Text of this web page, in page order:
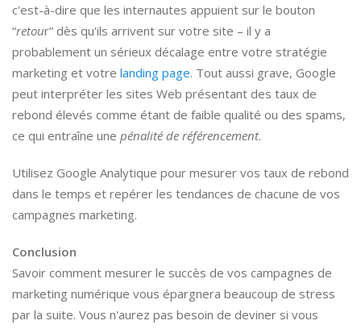
c'est-à-dire que les internautes appuient sur le bouton
“retour” dès qu'ils arrivent sur votre site – il y a
probablement un sérieux décalage entre votre stratégie
marketing et votre landing page. Tout aussi grave, Google
peut interpréter les sites Web présentant des taux de
rebond élevés comme étant de faible qualité ou des spams,
ce qui entraîne une pénalité de référencement.
Utilisez Google Analytique pour mesurer vos taux de rebond
dans le temps et repérer les tendances de chacune de vos
campagnes marketing.
Conclusion
Savoir comment mesurer le succès de vos campagnes de
marketing numérique vous épargnera beaucoup de stress
par la suite. Vous n'aurez pas besoin de deviner si vous